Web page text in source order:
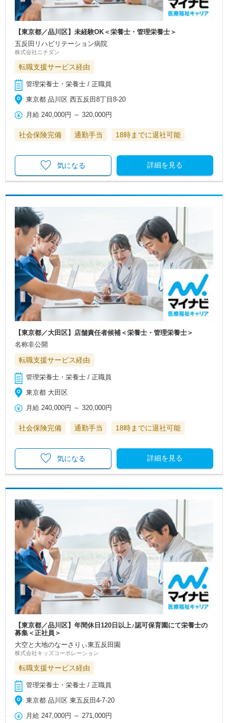
【東京都／品川区】未経験OK＜栄養士・管理栄養士＞
五反田リハビリテーション病院
株式会社ニチダン
転職支援サービス経由
管理栄養士・栄養士 / 正職員
東京都 品川区 西五反田8丁目8-20
月給 240,000円 ～320,000円
社会保険完備 通勤手当 18時までに退社可能
詳細を見る
気になる
【東京都／大田区】店舗責任者候補＜栄養士・管理栄養士＞
名称非公開
転職支援サービス経由
管理栄養士・栄養士 / 正職員
東京都 大田区
月給 240,000円 ～320,000円
社会保険完備 通勤手当 18時までに退社可能
詳細を見る
気になる
【東京都／品川区】年間休日120日以上♪認可保育園にて栄養士の
募集＜正社員＞
大空と大地のなーさりぃ東五反田園
株式会社キッズコーポレーション
転職支援サービス経由
管理栄養士・栄養士 / 正職員
東京都 品川区 東五反田4-7-20
月給 247,000円 ～ 271,000円